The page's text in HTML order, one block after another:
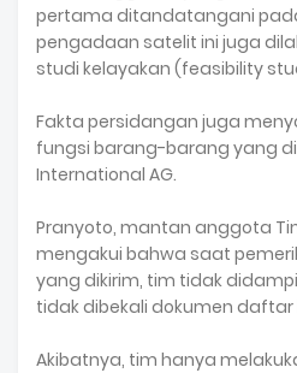
pertama ditandatangani pada
pengadaan satelit ini juga
studi kelayakan (feasibility
Fakta persidangan juga
fungsi barang-barang yang
International AG.
Pranyoto, mantan anggota
mengakui bahwa saat
yang dikirim, tim tidak
tidak dibekali dokumen
Akibatnya, tim hanya